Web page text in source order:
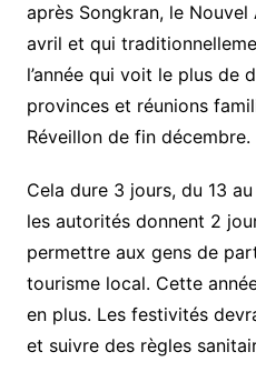
après Songkran, le
avril et qui
l’année qui voit le plus de
provinces et réunions
Réveillon de fin décembre.
Cela dure 3 jours, du 13
les autorités donnent 2
permettre aux gens de
tourisme local. Cette
en plus. Les festivités
et suivre des règles